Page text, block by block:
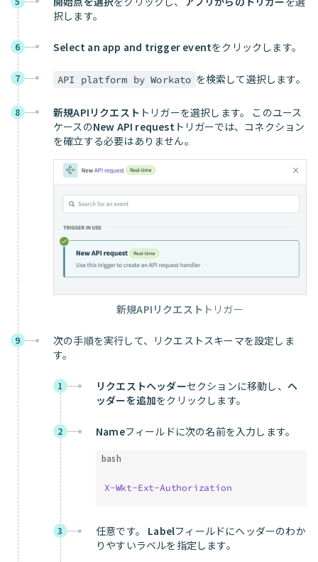
択します。
6 Select an app and trigger eventをクリックします。
7 API platform by Workato を検索して選択します。
8 新規APIリクエスト トリガーを選択します。 このユース
ケースのNew API request トリガーでは、コネクション
を確立する必要はありません。
新規APIリクエスト トリガー
9
次の手順を実行して、リクエストスキーマを設定しま
す。
1 リクエストヘッダーセクションに移動し、 ヘ
ッダーを追加をクリックします。
2 Nameフィールドに次の名前を入力します。
bash
X-Wkt-Ext-Authorization
3 任意です。 Labelフィールドにヘッダーのわか
りやすいラベルを指定します。